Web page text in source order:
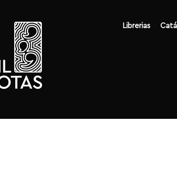
Librerias